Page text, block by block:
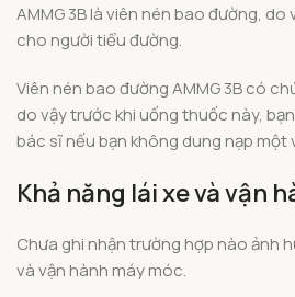
AMMG 3B là viên nén bao đường,
cho người tiểu đường.
Viên nén bao đường AMMG 3B có
do vậy trước khi uống thuốc này,
bác sĩ nếu bạn không dung nạp một
Khả năng lái xe và vận
Chưa ghi nhận trường hợp nào ảnh
và vận hành máy móc.